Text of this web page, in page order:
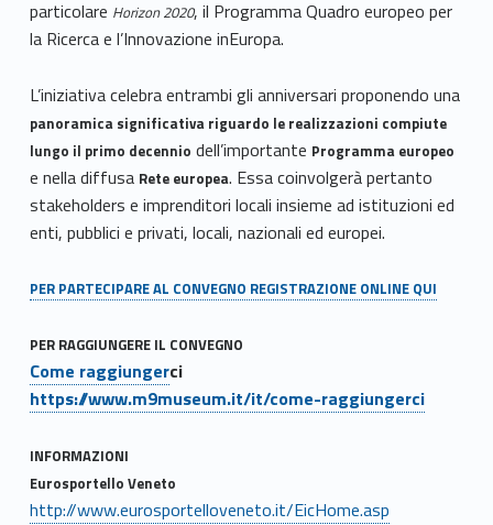
particolare Horizon 2020, il Programma Quadro europeo per
la Ricerca e l’Innovazione inEuropa.
L’iniziativa celebra entrambi gli anniversari proponendo una
panoramica significativa riguardo le realizzazioni compiute
lungo il primo decennio dell’importante Programma europeo
e nella diffusa Rete europea. Essa coinvolgerà pertanto
stakeholders e imprenditori locali insieme ad istituzioni ed
enti, pubblici e privati, locali, nazionali ed europei.
PER PARTECIPARE AL CONVEGNO REGISTRAZIONE ONLINE QUI
PER RAGGIUNGERE IL CONVEGNO
Come raggiungerci
https://www.m9museum.it/it/come-raggiungerci
INFORMAZIONI
Eurosportello Veneto
http://www.eurosportelloveneto.it/EicHome.asp